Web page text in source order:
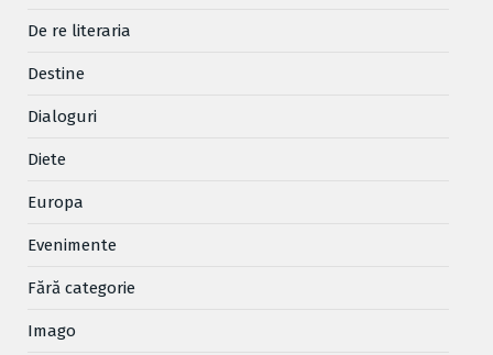
De re literaria
Destine
Dialoguri
Diete
Europa
Evenimente
Fără categorie
Imago